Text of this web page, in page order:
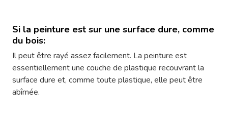
Si la peinture est sur une surface dure, comme
du bois:
Il peut être rayé assez facilement. La peinture est
essentiellement une couche de plastique recouvrant la
surface dure et, comme toute plastique, elle peut être
abîmée.